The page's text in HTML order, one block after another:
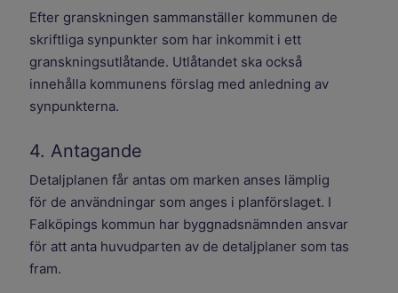
Efter granskningen sammanställer kommunen de
skriftliga synpunkter som har inkommit i ett
granskningsutlåtande. Utlåtandet ska också
innehålla kommunens förslag med anledning av
synpunkterna.
4. Antagande
Detaljplanen får antas om marken anses lämplig
för de användningar som anges i planförslaget. I
Falköpings kommun har byggnadsnämnden ansvar
för att anta huvudparten av de detaljplaner som tas
fram.